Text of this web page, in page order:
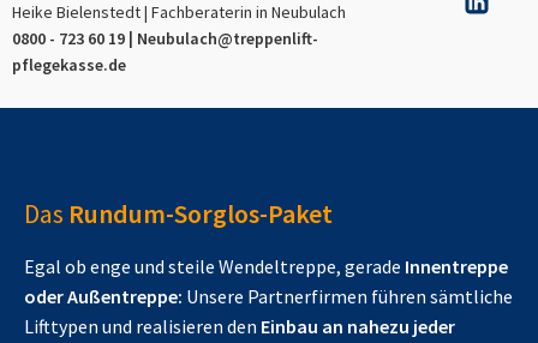
Heike Bielenstedt | Fachberaterin in Neubulach
0800 - 723 60 19 | Neubulach@treppenlift-
pflegekasse.de
Das Rundum-Sorglos-Paket
Egal ob enge und steile Wendeltreppe, gerade Innentreppe
oder Außentreppe: Unsere Partnerfirmen führen sämtliche
Lifttypen und realisieren den Einbau an nahezu jeder